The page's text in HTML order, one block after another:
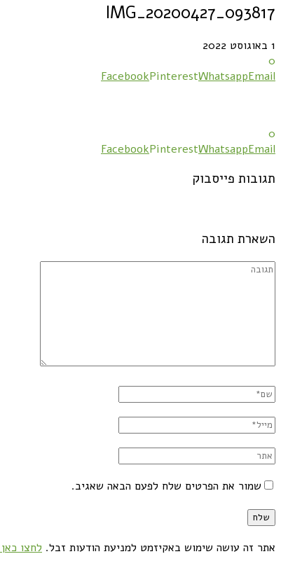
IMG_20200427_093817
1 באוגוסט 2022
0
FacebookPinterestWhatsappEmail
0
FacebookPinterestWhatsappEmail
תגובות פייסבוק
השארת תגובה
שמור את הפרטים שלח לפעם הבאה שאגיב.
אתר זה עושה שימוש באקיזמט למניעת הודעות זבל. לחצו